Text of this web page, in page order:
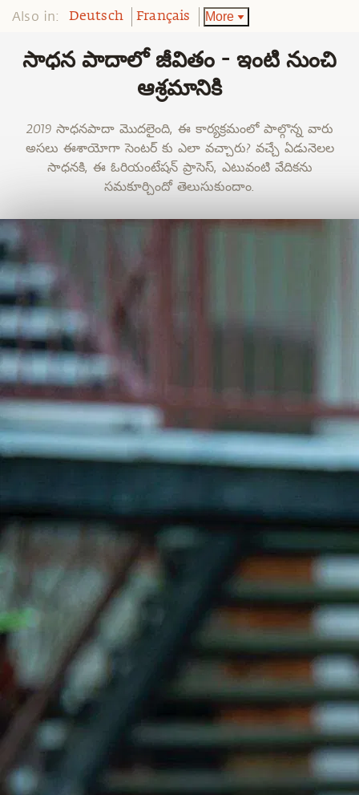
Also in: Deutsch Français More
సాధన పాదాలో జీవితం - ఇంటి నుంచి
ఆశ్రమానికి
2019 సాధనపాదా మొదలైంది, ఈ కార్యక్రమంలో పాల్గొన్న వారు
అసలు ఈశాయోగా సెంటర్ కు ఎలా వచ్చారు? వచ్చే ఏడునెలల
సాధనకి, ఈ ఓరియంటేషన్ ప్రాసెస్, ఎటువంటి వేదికను
సమకూర్చిందో తెలుసుకుందాం.